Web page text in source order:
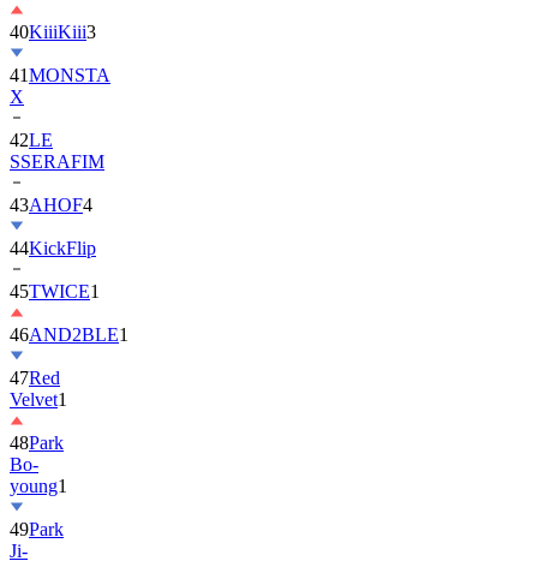
41MONSTA
X
42
SSERAFIM
43AHOF4
44KickFlip
45TWICE1
46AND2BLE
47Red
Velvet
48Park
Bo-
young1
49Park
Ji-
hoon